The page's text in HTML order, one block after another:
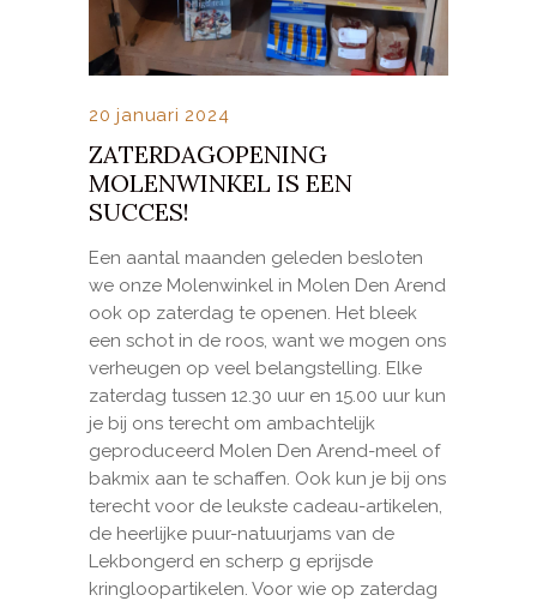
20 januari 2024
ZATERDAGOPENING
MOLENWINKEL IS EEN
SUCCES!
Een aantal maanden geleden besloten
we onze Molenwinkel in Molen Den Arend
ook op zaterdag te openen. Het bleek
een schot in de roos, want we mogen ons
verheugen op veel belangstelling. Elke
zaterdag tussen 12.30 uur en 15.00 uur kun
je bij ons terecht om ambachtelijk
geproduceerd Molen Den Arend-meel of
bakmix aan te schaffen. Ook kun je bij ons
terecht voor de leukste cadeau-artikelen,
de heerlijke puur-natuurjams van de
Lekbongerd en scherp g eprijsde
kringloopartikelen. Voor wie op zaterdag